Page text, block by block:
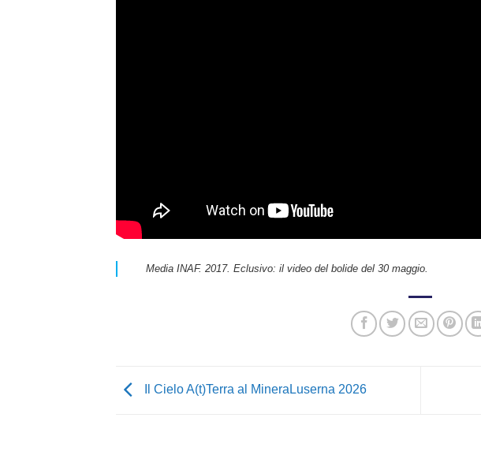
Media INAF. 2017. Eclusivo: il video del bolide del 30 maggio.
Il Cielo A(t)Terra al MineraLuserna 2026